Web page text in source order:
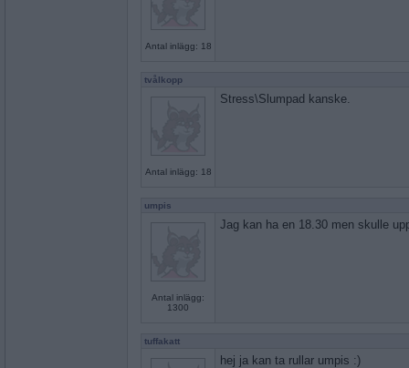
Antal inlägg: 18
tvålkopp
Antal inlägg: 18
Stress\Slumpad kanske.
umpis
Antal inlägg:
1300
Jag kan ha en 18.30 men skulle
tuffakatt
hej ja kan ta rullar umpis :)